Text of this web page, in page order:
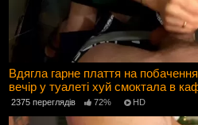
Вдягла гарне плаття на
вечір у туалеті хуй смоктала в
2375 переглядів 72% HD